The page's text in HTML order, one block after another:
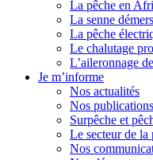
La pêche en
La senne
La pêche
Le chalutage
L’aileronnage
Je m’informe
Nos actualités
Nos
Surpêche et
Le secteur de la
Nos